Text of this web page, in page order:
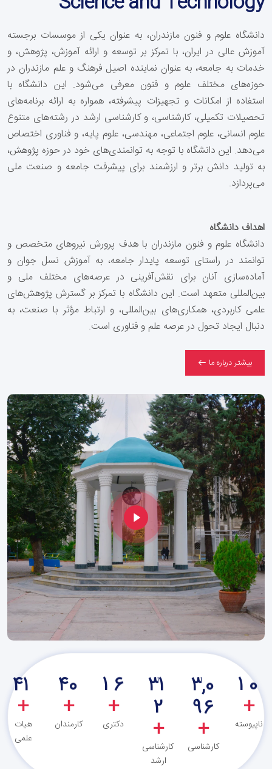
دانشگاه علوم و فنون مازندران، به عنوان یکی از موسسات برجسته
آموزش عالی در ایران، با تمرکز بر توسعه و ارائه آموزش، پژوهش، و
خدمات به جامعه، به عنوان نماینده اصیل فرهنگ و علم مازندران در
حوزه‌های مختلف علوم و فنون معرفی می‌شود. این دانشگاه با
استفاده از امکانات و تجهیزات پیشرفته، همواره به ارائه برنامه‌های
تحصیلات تکمیلی، کارشناسی، و کارشناسی ارشد در رشته‌های متنوع
علوم انسانی، علوم اجتماعی، مهندسی، علوم پایه، و فناوری اختصاص
می‌دهد. این دانشگاه با توجه به توانمندی‌های خود در حوزه پژوهش،
به تولید دانش برتر و ارزشمند برای پیشرفت جامعه و صنعت ملی
می‌پردازد.
اهداف دانشگاه
دانشگاه علوم و فنون مازندران با هدف پرورش نیروهای متخصص و
توانمند در راستای توسعه پایدار جامعه، به آموزش نسل جوان و
آماده‌سازی آنان برای نقش‌آفرینی در عرصه‌های مختلف ملی و
بین‌المللی متعهد است. این دانشگاه با تمرکز بر گسترش پژوهش‌های
علمی کاربردی، همکاری‌های بین‌المللی، و ارتباط مؤثر با صنعت، به
دنبال ایجاد تحول در عرصه علم و فناوری است.
بیشتر درباره ما
1 0
+
ناپیوسته
3,0
96
+
کارشناسی
31
2
+
کارشناسی
ارشد
1 6
+
دکتری
40
+
کارمندان
41
+
هیات
علمی